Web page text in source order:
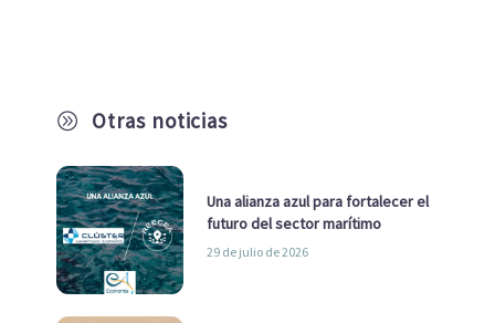
A Otras noticias
Una alianza azul para fortalecer el
futuro del sector marítimo
29 de julio de 2026